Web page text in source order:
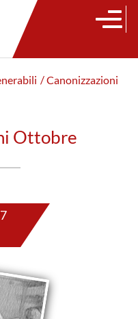
/ Canonizzazioni
Ottobre